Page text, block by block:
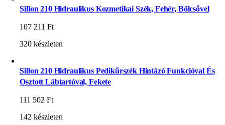
Sillon 210 Hidraulikus Kozmetikai Szék, Fehér, Bölcsővel
107 211Ft
320 készleten
Sillon 210 Hidraulikus Pedikűrszék Hintázó Funkcióval És
Osztott Lábtartóval, Fekete
111 502Ft
142 készleten